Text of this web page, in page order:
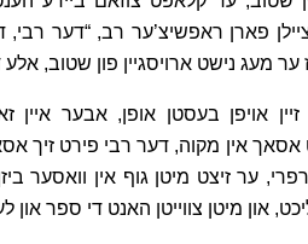
פארן ראפשיצ’ער רב, “דער
מעג נישט ארויסגיין פון שטוב, אלע
אויפן בעסטן אופן, אבער
אין מקוה, דער רבי פירט זיך אסאך
ער זיצט מיטן גוף אין וואסער
און מיטן צווייטן האנט די ספר